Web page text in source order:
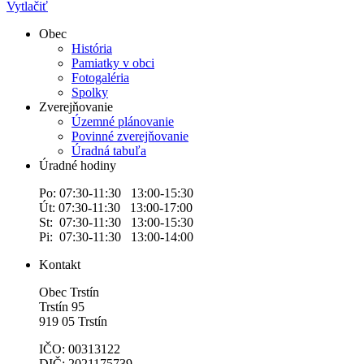
Vytlačiť
Obec
História
Pamiatky v obci
Fotogaléria
Spolky
Zverejňovanie
Územné plánovanie
Povinné zverejňovanie
Úradná tabuľa
Úradné hodiny
Po: 07:30-11:30 13:00-15:30
Út: 07:30-11:30 13:00-17:00
St: 07:30-11:30 13:00-15:30
Pi: 07:30-11:30 13:00-14:00
Kontakt
Obec Trstín
Trstín 95
919 05 Trstín
IČO: 00313122